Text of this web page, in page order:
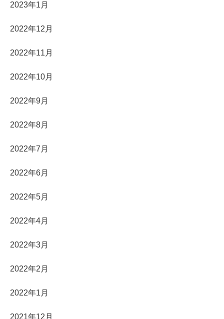
2023年1月
2022年12月
2022年11月
2022年10月
2022年9月
2022年8月
2022年7月
2022年6月
2022年5月
2022年4月
2022年3月
2022年2月
2022年1月
2021年12月